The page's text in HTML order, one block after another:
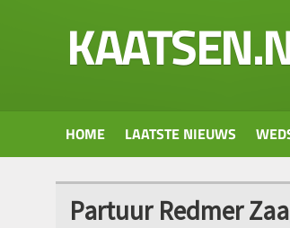
HOME LAATSTE NIEUWS
Partuur Redmer